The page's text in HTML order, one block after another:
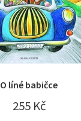
O líné babičce
255 Kč